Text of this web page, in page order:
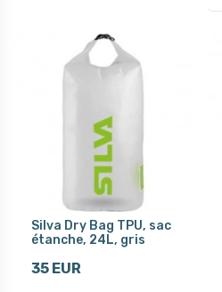
Silva Dry Bag TPU, sac
étanche, 24L, gris
35 EUR